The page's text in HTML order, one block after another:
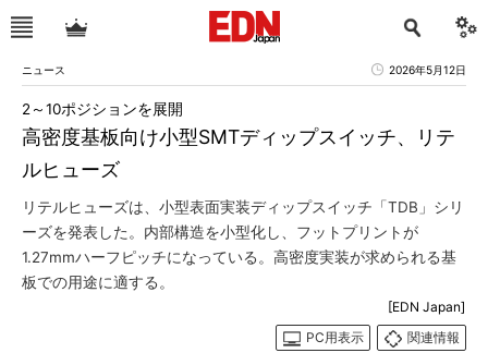
ニュース 2026年5月12日
高密度基板向け小型SMTディップスイッチ、リテ
ルヒューズ
2～10ポジションを展開
リテルヒューズは、小型表面実装ディップスイッチ「TDB」シリ
ーズを発表した。内部構造を小型化し、フットプリントが
1.27mmハーフピッチになっている。高密度実装が求められる基
板での用途に適する。
[EDN Japan]
PC用表示
関連情報